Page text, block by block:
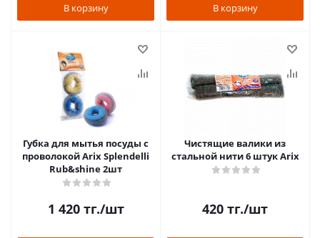
В корзину В корзину
Губка для мытья посуды с
проволокой Arix Splendelli
Rub&shine 2шт
1 420тг./шт
Чистящие валики из
стальной нити 6 штук Arix
420 тг./шт